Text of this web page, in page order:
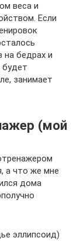
веса и
Если
на бедрах и
будет
занимает
(мой
а что же мне
дома
эллипсоид)